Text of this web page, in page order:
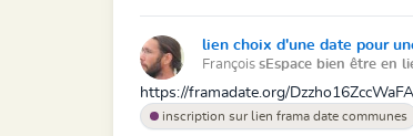
lien choix d'une date pour
François sEspace bien être en
https://framadate.org/
inscription sur lien frama date communes